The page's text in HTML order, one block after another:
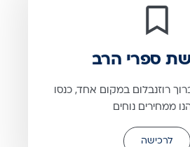
ספרי הרב
רוזנבלום במקום אחד, כנסו
ממחירים נוחים
לרכישה